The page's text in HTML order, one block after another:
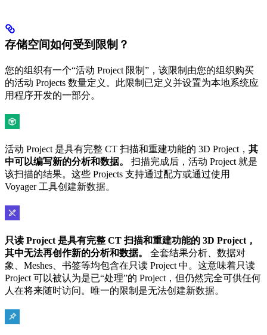
存储空间如何受到限制？
您的组织有一个“活动 Project 限制”，该限制由您的组织购买
的活动 Projects 数量定义。此限制已定义并设置为本地系统应
用程序开发的一部分。
活动 Project 是具有完整 CT 扫描和重建功能的 3D Project， 其
中可以编写新的分析和数据。
扫描完成后，活动 Project 就是
该扫描的结果。这些 Projects 支持通过配方或通过使用
Voyager 工具创建新数据。
只读 Project 是具有完整 CT 扫描和重建功能的 3D Project，
其中无法再创作新的分析和数据。
全套结果分析、数据对
象、Meshes、书签等均包含在只读 Project 中。这意味着只读
Project 可以被认为是已“处理”的 Project，但仍然完全可供任何
人在将来随时访问。唯一的限制是无法创建新数据。